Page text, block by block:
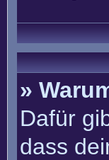
»
Dafür
dass